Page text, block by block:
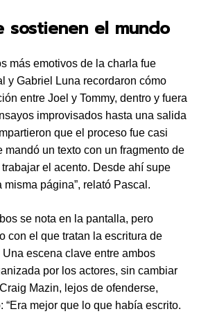
sostienen el mundo
más emotivos de la charla fue
y Gabriel Luna recordaron cómo
entre Joel y Tommy, dentro y fuera
improvisados hasta una salida
que el proceso fue casi
mandó un texto con un fragmento de
trabajar el acento. Desde ahí supe
página”, relató Pascal.
se nota en la pantalla, pero
con el que tratan la escritura de
escena clave entre ambos
por los actores, sin cambiar
Mazin, lejos de ofenderse,
“Era mejor que lo que había escrito.